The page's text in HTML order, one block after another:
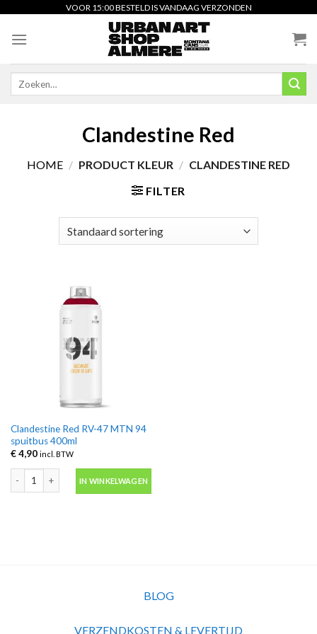
content
VOOR 15:00 BESTELD IS VANDAAG VERZONDEN
Clandestine Red
HOME / PRODUCT KLEUR / CLANDESTINE RED
FILTER
Clandestine Red RV-47 MTN 94
spuitbus 400ml
€4,90 incl. BTW
Clandestine Red RV-47 MTN 94 spuitbus 400ml aantal
IN WINKELWAGEN
BLOG
VERZENDKOSTEN & LEVERTIJD